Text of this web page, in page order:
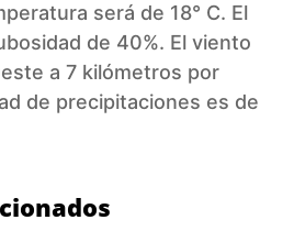
será de 18° C. El
de 40%. El viento
a 7 kilómetros por
de precipitaciones es de